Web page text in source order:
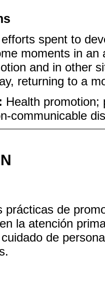
spent to
moments in
and in other
returning to a
Health
communicable
prácticas de
la atención
de